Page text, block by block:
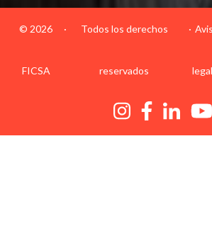
© 2026
FICSA
· Todos los derechos
reservados legal